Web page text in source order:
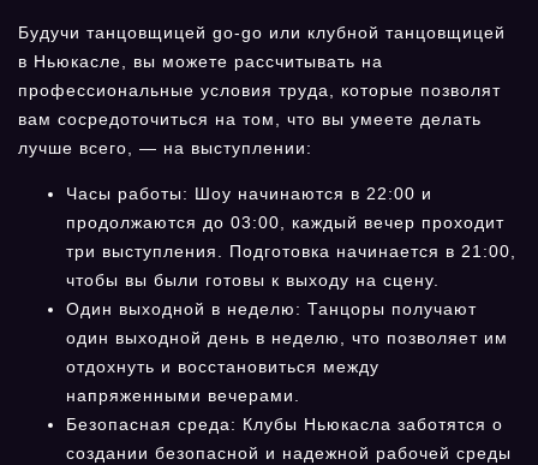
Будучи танцовщицей go-go или клубной танцовщицей
в Ньюкасле, вы можете рассчитывать на
профессиональные условия труда, которые позволят
вам сосредоточиться на том, что вы умеете делать
лучше всего, — на выступлении:
Часы работы: Шоу начинаются в 22:00 и
продолжаются до 03:00, каждый вечер проходит
три выступления. Подготовка начинается в 21:00,
чтобы вы были готовы к выходу на сцену.
Один выходной в неделю: Танцоры получают
один выходной день в неделю, что позволяет им
отдохнуть и восстановиться между
напряженными вечерами.
Безопасная среда: Клубы Ньюкасла заботятся о
создании безопасной и надежной рабочей среды